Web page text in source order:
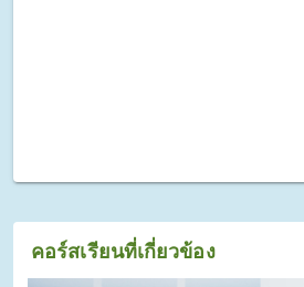
คอร์สเรียนที่เกี่ยวข้อง